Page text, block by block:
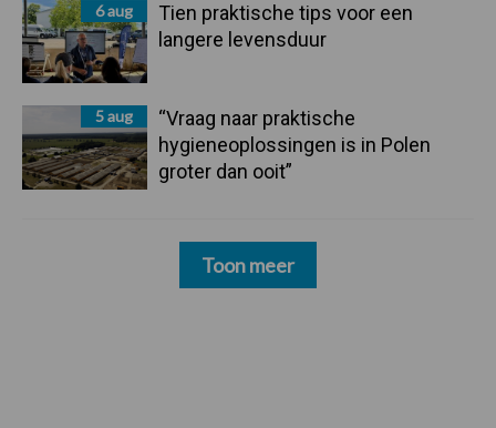
6 aug
Tien praktische tips voor een
langere levensduur
5 aug
“Vraag naar praktische
hygieneoplossingen is in Polen
groter dan ooit”
Toon meer